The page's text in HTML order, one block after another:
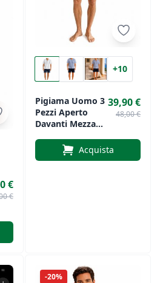
€
€
+10
Pigiama Uomo 3
Pezzi Aperto
Davanti Mezza
Pantaloncino
Corto E
39,90 €
48,00 €
Acquista
-20%